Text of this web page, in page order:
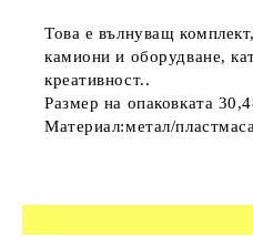
Това е вълнуващ
камиони и оборудване,
креативност..
Размер на опаковката
Материал:метал/пластмаса